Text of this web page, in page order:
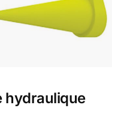
hydraulique